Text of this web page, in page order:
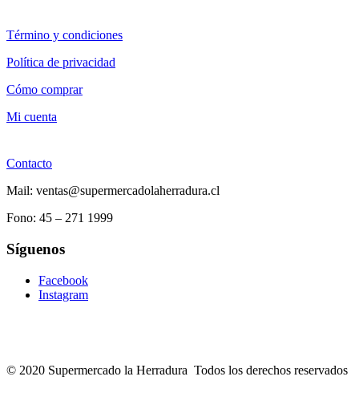
Término y condiciones
Política de privacidad
Cómo comprar
Mi cuenta
Contacto
Mail: ventas@supermercadolaherradura.cl
Fono: 45 – 271 1999
Síguenos
Facebook
Instagram
© 2020 Supermercado la Herradura Todos los derechos reservados